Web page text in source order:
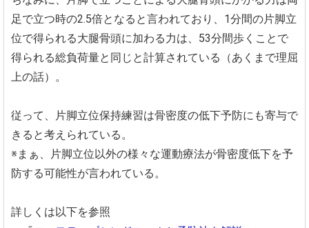
足で立つ時の2.5倍となると言われており、1分間の片脚立
位で得られる大腿骨頭に加わる力は、53分間歩くことで
得られる総負荷量と同じと計算されている（あくまで理屈
上の話）。
従って、片脚立位保持練習は骨密度の低下予防にも寄与で
きると考えられている。
※まぁ、片脚立位以外の様々な運動療法が骨密度低下を予
防する可能性が言われている。
詳しくは以下を参照